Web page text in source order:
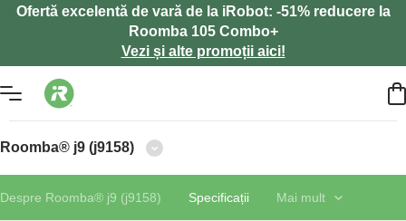
Ofertă excelentă de vară de la iRobot: -51% reducere la
Roomba 105 Combo+
Vezi și alte promoții aici!
Roomba® j9 (j9158)
Despre Roomba® j9 (j9158) Specificații Mai mult